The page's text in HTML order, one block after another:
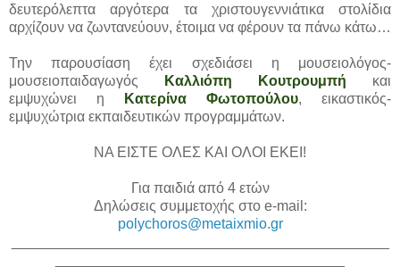
δευτερόλεπτα αργότερα τα χριστουγεννιάτικα στολίδια
αρχίζουν να ζωντανεύουν, έτοιµα να φέρουν τα πάνω κάτω…
Την παρουσίαση έχει σχεδιάσει η μουσειολόγος-
μουσειοπαιδαγωγός
Καλλιόπη Κουτρουμπή και
εμψυχώνει η
Κατερίνα Φωτοπούλου, εικαστικός-
εμψυχώτρια εκπαιδευτικών προγραμμάτων.
ΝΑ ΕΙΣΤΕ ΟΛΕΣ ΚΑΙ ΟΛΟΙ ΕΚΕΙ!
Για παιδιά από 4 ετών
Δηλώσεις συμμετοχής στο e-mail:
polychoros@metaixmio.gr